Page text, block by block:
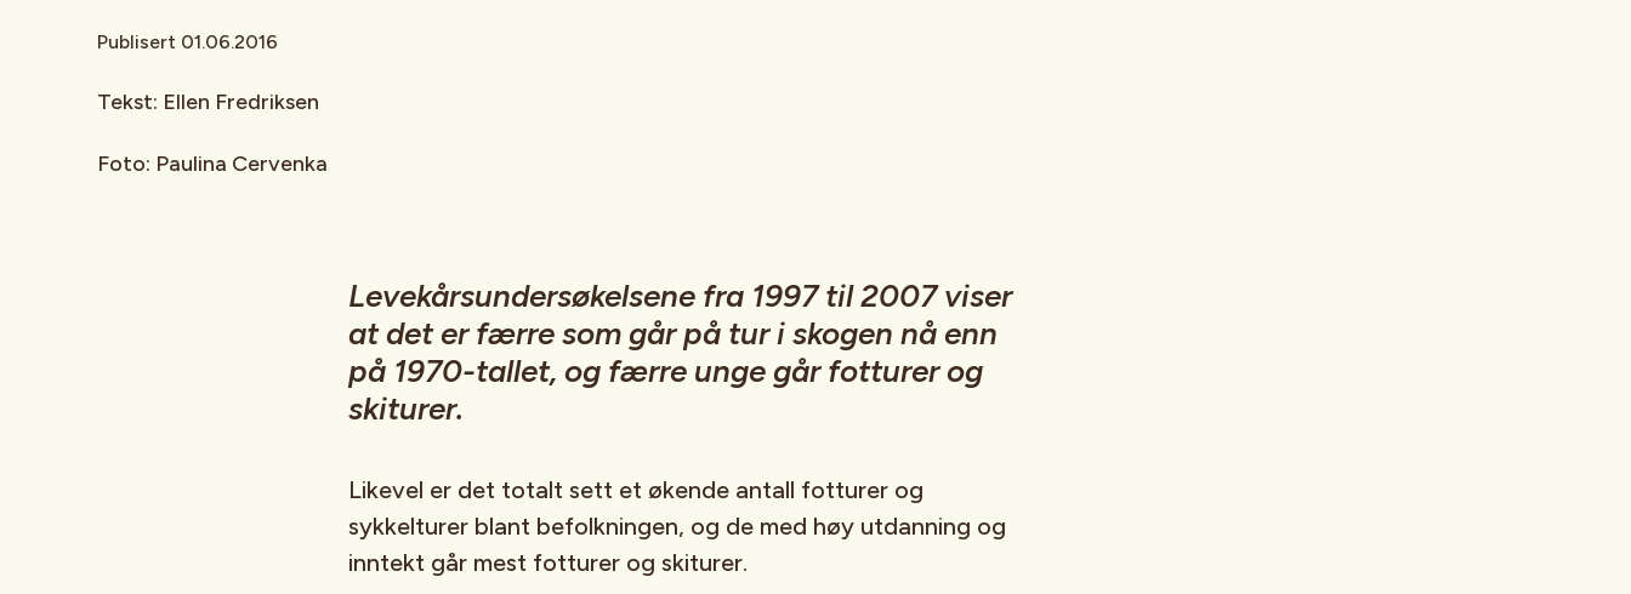
Publisert 01.06.2016
Tekst: Ellen Fredriksen
Foto: Paulina Cervenka
Levekårsundersøkelsene fra 1997 til 2007 viser
at det er færre som går på tur i skogen nå enn
på 1970-tallet, og færre unge går fotturer og
skiturer.
Likevel er det totalt sett et økende antall fotturer og
sykkelturer blant befolkningen, og de med høy utdanning og
inntekt går mest fotturer og skiturer.